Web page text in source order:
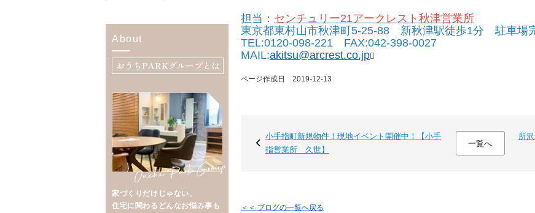
担当： センチュリー21アークレスト秋津営業所
東京都東村山市秋津町5-25-88 新秋津駅徒歩1分 駐車場
TEL:0120-098-221 FAX:042-398-0027
MAIL:akitsu@arcrest.co.jp
ページ作成日 2019-12-13
小手指町新規物件！現地イベント開催中！【小手
指営業所 久世】
一覧へ
所
＜＜ ブログの一覧へ戻る
About
おうちPARKグループとは
家づくりだけじゃない、
住宅に関わるどんなお悩み事も